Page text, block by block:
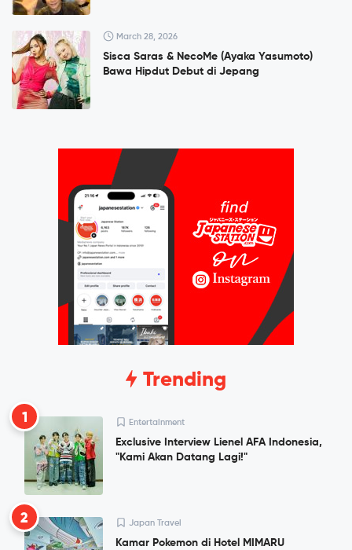
March 28, 2026
Sisca Saras & NecoMe (Ayaka Yasumoto)
Bawa Hipdut Debut di Jepang
Trending
1 Entertainment
Exclusive Interview Lienel AFA Indonesia,
"Kami Akan Datang Lagi!"
2 Japan Travel
Kamar Pokemon di Hotel MIMARU